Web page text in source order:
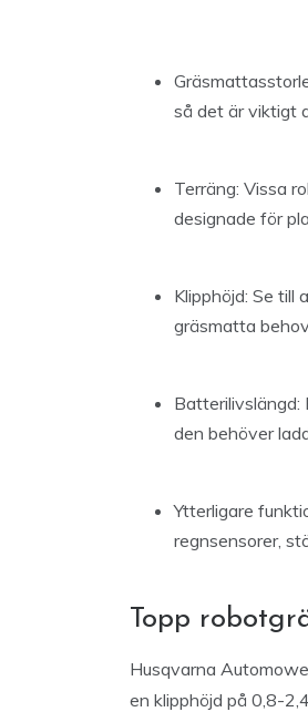
så det är viktigt
Terräng: Vissa
designade för
Klipphöjd: Se till
gräsmatta
Batterilivslängd:
den behöver
Ytterligare
regnsensorer,
Topp
Husqvarna
en klipphöjd på 0,8-